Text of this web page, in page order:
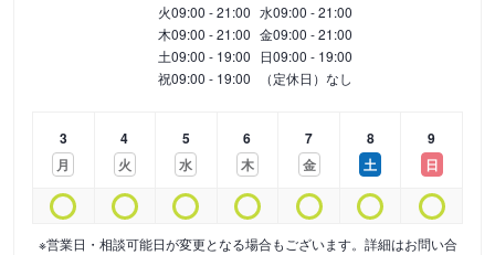
火09:00 - 21:00 水09:00 - 21:00
木09:00 - 21:00 金09:00 - 21:00
土09:00 - 19:00 日09:00 - 19:00
祝09:00 - 19:00 （定休日）なし
3
月
4
火
5
水
6
木
7
金
8
土
9
日
※営業日・相談可能日が変更となる場合もございます。詳細はお問い合